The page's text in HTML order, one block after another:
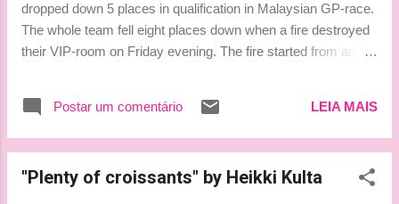
dropped down 5 places in qualification in Malaysian GP-race.
The whole team fell eight places down when a fire destroyed
their VIP-room on Friday evening. The fire started from an
also the media- and marketing -material. They were able to
save most of the drivers' gears although they caught smoke.
lost his personal notes and telemetry. They moved the team's
Postar um comentário LEIA MAIS
"Plenty of croissants" by Heikki Kulta